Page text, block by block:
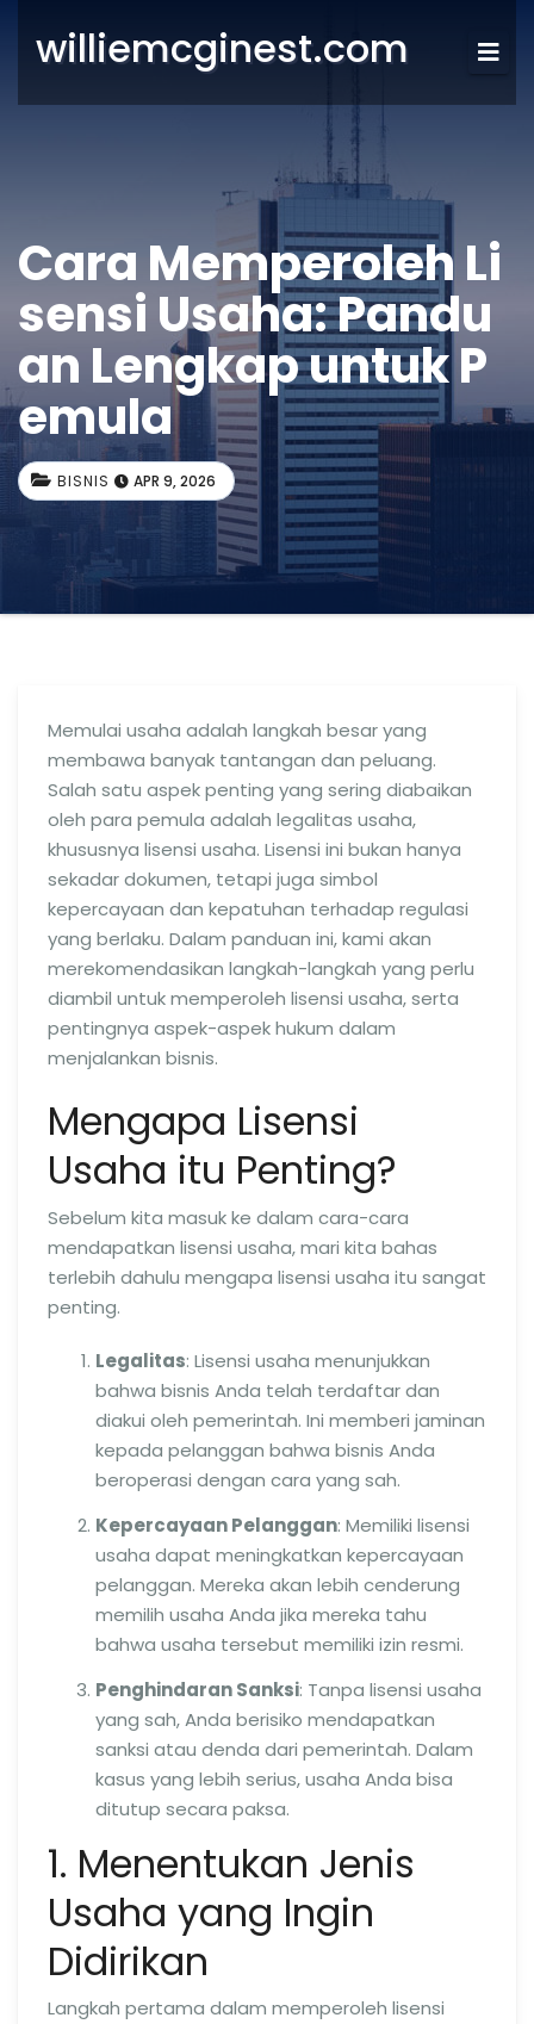
williemcginest.com
Cara Memperoleh Li
sensi Usaha: Pandu
an Lengkap untuk P
emula
BISNIS APR 9, 2026
Memulai usaha adalah langkah besar yang
membawa banyak tantangan dan peluang.
Salah satu aspek penting yang sering diabaikan
oleh para pemula adalah legalitas usaha,
khususnya lisensi usaha. Lisensi ini bukan hanya
sekadar dokumen, tetapi juga simbol
kepercayaan dan kepatuhan terhadap regulasi
yang berlaku. Dalam panduan ini, kami akan
merekomendasikan langkah-langkah yang perlu
diambil untuk memperoleh lisensi usaha, serta
pentingnya aspek-aspek hukum dalam
menjalankan bisnis.
Mengapa Lisensi
Usaha itu Penting?
Sebelum kita masuk ke dalam cara-cara
mendapatkan lisensi usaha, mari kita bahas
terlebih dahulu mengapa lisensi usaha itu sangat
penting.
Legalitas: Lisensi usaha menunjukkan
bahwa bisnis Anda telah terdaftar dan
diakui oleh pemerintah. Ini memberi jaminan
kepada pelanggan bahwa bisnis Anda
beroperasi dengan cara yang sah.
Kepercayaan Pelanggan: Memiliki lisensi
usaha dapat meningkatkan kepercayaan
pelanggan. Mereka akan lebih cenderung
memilih usaha Anda jika mereka tahu
bahwa usaha tersebut memiliki izin resmi.
Penghindaran Sanksi: Tanpa lisensi usaha
yang sah, Anda berisiko mendapatkan
sanksi atau denda dari pemerintah. Dalam
kasus yang lebih serius, usaha Anda bisa
ditutup secara paksa.
1. Menentukan Jenis
Usaha yang Ingin
Didirikan
Langkah pertama dalam memperoleh lisensi